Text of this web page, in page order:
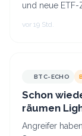
und neue
Ethereum
vor 19 Std.
BTC-ECHO
Schon
räumen
Angreifer